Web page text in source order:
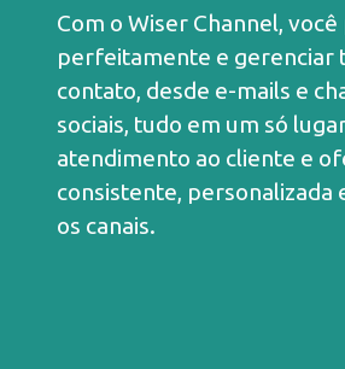
Com o Wiser Channel,
perfeitamente e gerenciar
contato, desde e-mails e
sociais, tudo em um só
atendimento ao cliente e
consistente, personalizada
os canais.